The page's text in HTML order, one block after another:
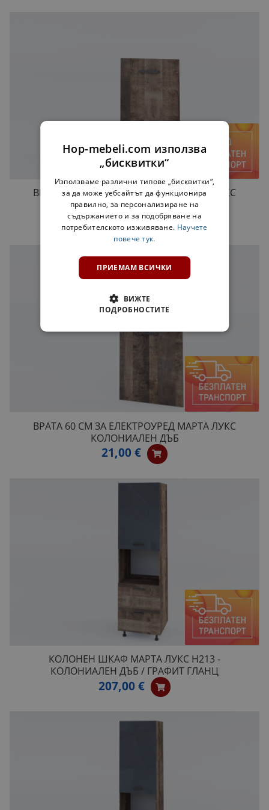
ВРАТА 45 СМ ЗА ЕЛЕКТРОУРЕД МАРТА ЛУКС
КОЛОНИАЛЕН ДЪБ
15,00 €
ВРАТА 60 СМ ЗА ЕЛЕКТРОУРЕД МАРТА ЛУКС
КОЛОНИАЛЕН ДЪБ
21,00 €
КОЛОНЕН ШКАФ МАРТА ЛУКС H213 -
КОЛОНИАЛЕН ДЪБ / ГРАФИТ ГЛАНЦ
207,00 €
Hop-mebeli.com използва
„бисквитки“
Използваме различни типове „бисквитки“,
за да може уебсайтът да функционира
правилно, за персонализиране на
съдържанието и за подобряване на
потребителското изживяване. Научете
повече тук.
ПРИЕМАМ ВСИЧКИ
ВИЖТЕ
ПОДРОБНОСТИТЕ